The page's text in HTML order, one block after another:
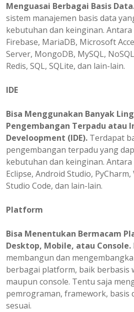
Menguasai Berbagai Basis
sistem manajemen basis data
kebutuhan dan keinginan. Antara
Firebase, MariaDB, Microsoft
Server, MongoDB, MySQL,
Redis, SQL, SQLite, dan lain-lain.
IDE
Bisa Menggunakan Banyak
Pengembangan Terpadu atau
Develoopment (IDE). Terdapat
pengembangan terpadu yang
kebutuhan dan keinginan.
Eclipse, Android Studio,
Studio Code, dan lain-lain.
Platform
Bisa Menentukan Bermacam
Desktop, Mobile, atau Console.
membangun dan
berbagai platform, baik berbasis
maupun console. Tentu saja
pemrograman, framework, basis
sesuai.